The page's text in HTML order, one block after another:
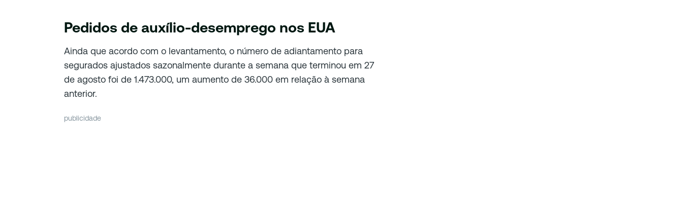
Pedidos de auxílio-desemprego nos EUA
Ainda que acordo com o levantamento, o número de adiantamento para
segurados ajustados sazonalmente durante a semana que terminou em 27
de agosto foi de 1.473.000, um aumento de 36.000 em relação à semana
anterior.
publicidade